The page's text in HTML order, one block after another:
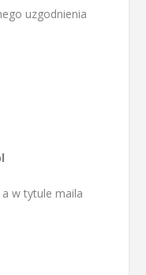
uzgodnienia
a w tytule maila